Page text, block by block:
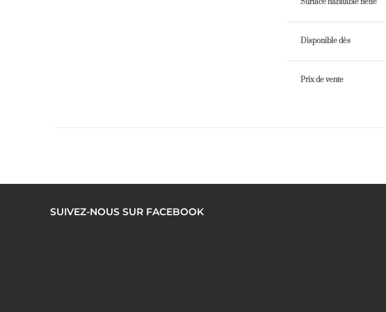
Surface habitable nette
Disponible dès
Prix ​​de vente
SUIVEZ-NOUS SUR FACEBOOK